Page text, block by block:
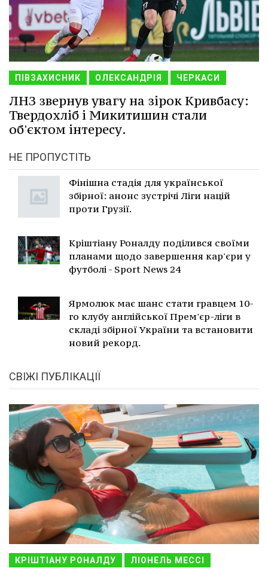
ПІВЗАХИСНИК ОЛЕКСАНДРІЯ ЧЕРКАСИ
ЛНЗ звернув увагу на зірок Кривбасу:
Твердохліб і Микитишин стали
об'єктом інтересу.
НЕ ПРОПУСТІТЬ
Фінішна стадія для української
збірної: анонс зустрічі Ліги націй
проти Грузії.
Кріштіану Роналду поділився своїми
планами щодо завершення кар'єри у
футболі - Sport News 24
Ярмолюк має шанс стати гравцем 10-
го клубу англійської Прем'єр-ліги в
складі збірної України та встановити
новий рекорд.
СВІЖІ ПУБЛІКАЦІЇ
КРІШТІАНУ РОНАЛДУ ЛІОНЕЛЬ МЕССІ